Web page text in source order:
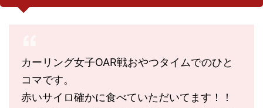
カーリング女子OAR戦おやつタイムでのひと
コマです。
赤いサイロ確かに食べていただいてます！！